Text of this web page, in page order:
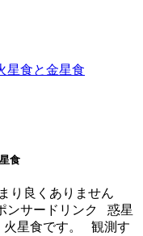
食
り良くありません
ンサードリンク 惑星
星食です。 観測す